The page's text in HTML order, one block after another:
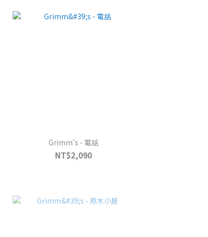
Grimm's - 電話
NT$2,090